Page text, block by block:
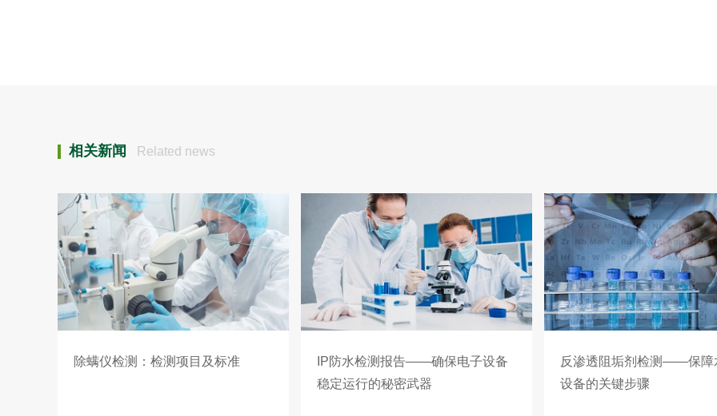
相关新闻 Related news
除螨仪检测：检测项目及标准
IP防水检测报告——确保电子设备
稳定运行的秘密武器
反渗透阻垢剂检测——保障
设备的关键步骤